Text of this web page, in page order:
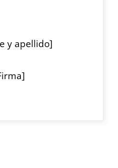
y apellido]